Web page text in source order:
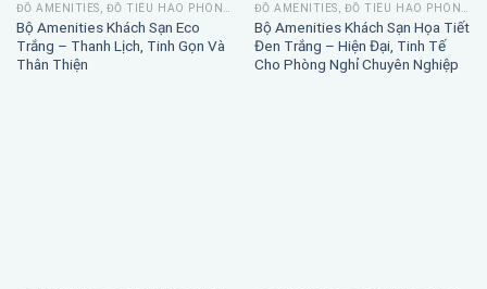
ĐỒ AMENITIES, ĐỒ TIÊU HAO PHÒNG TẮM
Bộ Amenities Khách Sạn Eco
Trắng – Thanh Lịch, Tinh Gọn Và
Thân Thiện
ĐỒ AMENITIES, ĐỒ TIÊU HAO PHÒNG TẮM
Bộ Amenities Khách Sạn Họa Tiết
Đen Trắng – Hiện Đại, Tinh Tế
Cho Phòng Nghỉ Chuyên Nghiệp